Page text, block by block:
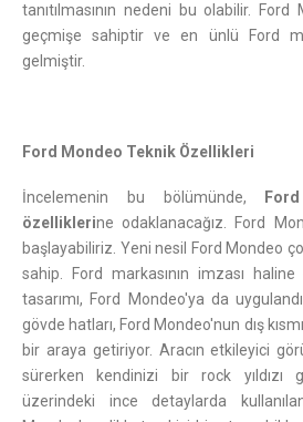
tanıtılmasının nedeni bu olabilir.
geçmişe sahiptir ve en ünlü Ford
gelmiştir.
Ford Mondeo Teknik Özellikleri
İncelemenin bu bölümünde,
özelliklerine odaklanacağız. Ford
başlayabiliriz. Yeni nesil Ford Mondeo
sahip. Ford markasının imzası
tasarımı, Ford Mondeo'ya da
gövde hatları, Ford Mondeo'nun dış
bir araya getiriyor. Aracın etkileyici
sürerken kendinizi bir rock yıldızı
üzerindeki ince detaylarda